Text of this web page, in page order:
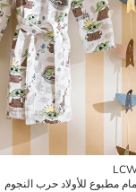
مطبوع للأولاد حرب النجوم